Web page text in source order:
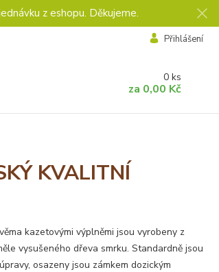
z eshopu. Děkujeme.
Přihlášení
0 ks
za 0,00 Kč
KVALITNÍ
kazetovými výplněmi jsou vyrobeny z
vysušeného dřeva smrku. Standardně jsou
osazeny jsou zámkem dozickým